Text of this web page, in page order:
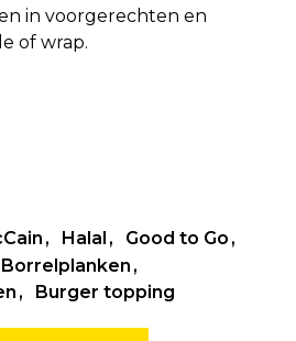
in voorgerechten en
of wrap.
Halal
Good to Go
Borrelplanken
Burger topping